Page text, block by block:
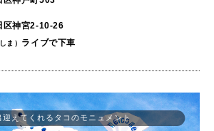
区神宮2-10-26
ま） ライブで下車
迎えてくれるタコのモニュメント